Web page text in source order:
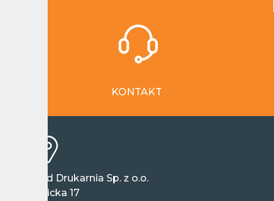
KONTAKT
Wieland Drukarnia Sp. z o.o.
ul. Ziębicka 17